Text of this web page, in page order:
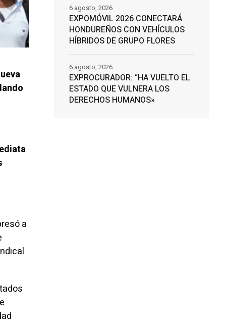
a
EXPOMÓVIL 2026 CONECTARÁ
HONDUREÑOS CON VEHÍCULOS
HÍBRIDOS DE GRUPO FLORES
6 agosto, 2026
EXPROCURADOR: “HA VUELTO EL
ESTADO QUE VULNERA LOS
DERECHOS HUMANOS»
6 agosto, 2026